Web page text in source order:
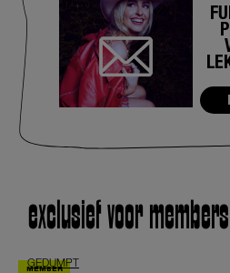
exclusief voor members
GEDUMPT